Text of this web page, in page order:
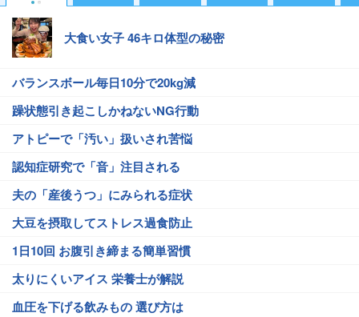
大食い女子 46キロ体型の秘密
バランスボール毎日10分で20kg減
躁状態引き起こしかねないNG行動
アトピーで「汚い」扱いされ苦悩
認知症研究で「音」注目される
夫の「産後うつ」にみられる症状
大豆を摂取してストレス過食防止
1日10回 お腹引き締まる簡単習慣
太りにくいアイス 栄養士が解説
血圧を下げる飲みもの 選び方は